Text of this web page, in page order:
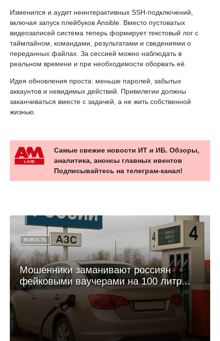
Изменился и аудит неинтерактивных SSH-подключений,
включая запуск плейбуков Ansible. Вместо пустоватых
видеозаписей система теперь формирует текстовый лог с
таймлайном, командами, результатами и сведениями о
переданных файлах. За сессией можно наблюдать в
реальном времени и при необходимости оборвать её.
Идея обновления проста: меньше паролей, забытых
аккаунтов и невидимых действий. Привилегии должны
заканчиваться вместе с задачей, а не жить собственной
жизнью.
Самые свежие новости ИТ и ИБ. Обзоры,
аналитика, анонсы главных ивентов
Подписывайтесь на телеграм-канал!
НОВОСТЬ
Мошенники заманивают россиян
фейковыми ваучерами на 100 литр...